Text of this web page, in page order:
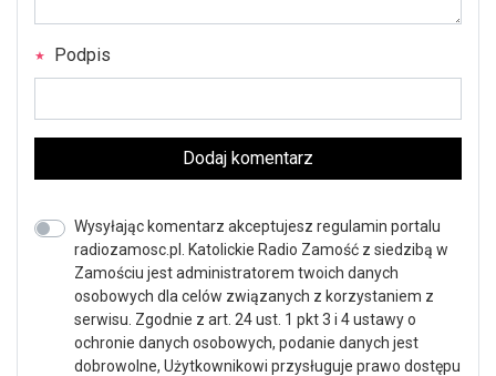
Podpis
Dodaj komentarz
Wysyłając komentarz akceptujesz regulamin portalu
radiozamosc.pl. Katolickie Radio Zamość z siedzibą w
Zamościu jest administratorem twoich danych
osobowych dla celów związanych z korzystaniem z
serwisu. Zgodnie z art. 24 ust. 1 pkt 3 i 4 ustawy o
ochronie danych osobowych, podanie danych jest
dobrowolne, Użytkownikowi przysługuje prawo dostępu